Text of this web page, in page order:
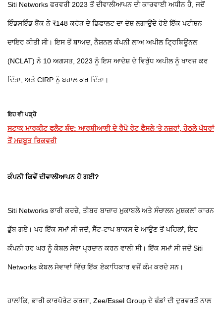
Siti Networks ਫਰਵਰੀ 2023 ਤੋਂ ਦੀਵਾਲੀਆਪਨ ਦੀ ਕਾਰਵਾਈ ਅਧੀਨ ਹੈ, ਜਦੋਂ
ਇੰਡਸਇੰਡ ਬੈਂਕ ਨੇ ₹148 ਕਰੋੜ ਦੇ ਡਿਫਾਲਟ ਦਾ ਦੋਸ਼ ਲਗਾਉਂਦੇ ਹੋਏ ਇੱਕ ਪਟੀਸ਼ਨ
ਦਾਇਰ ਕੀਤੀ ਸੀ। ਇਸ ਤੋਂ ਬਾਅਦ, ਨੈਸ਼ਨਲ ਕੰਪਨੀ ਲਾਅ ਅਪੀਲ ਟ੍ਰਿਬਿਊਨਲ
(NCLAT) ਨੇ 10 ਅਗਸਤ, 2023 ਨੂੰ ਇਸ ਆਦੇਸ਼ ਦੇ ਵਿਰੁੱਧ ਅਪੀਲ ਨੂੰ ਖਾਰਜ ਕਰ
ਦਿੱਤਾ, ਅਤੇ CIRP ਨੂੰ ਬਹਾਲ ਕਰ ਦਿੱਤਾ।
ਇਹ ਵੀ ਪੜ੍ਹੋ
ਸਟਾਕ ਮਾਰਕੀਟ ਫਲੈਟ ਬੰਦ: ਆਰਬੀਆਈ ਦੇ ਰੈਪੋ ਰੇਟ ਫੈਸਲੇ 'ਤੇ ਨਜ਼ਰਾਂ, ਹੇਠਲੇ ਪੱਧਰਾਂ
ਤੋਂ ਮਜ਼ਬੂਤ ​​ਰਿਕਵਰੀ
ਕੰਪਨੀ ਕਿਵੇਂ ਦੀਵਾਲੀਆਪਨ ਹੋ ਗਈ?
Siti Networks ਭਾਰੀ ਕਰਜ਼ੇ, ਤੀਬਰ ਬਾਜ਼ਾਰ ਮੁਕਾਬਲੇ ਅਤੇ ਸੰਚਾਲਨ ਮੁਸ਼ਕਲਾਂ ਕਾਰਨ
ਡੁੱਬ ਗਏ। ਪਰ ਇੱਕ ਸਮਾਂ ਸੀ ਜਦੋਂ, ਸੈੱਟ-ਟਾਪ ਬਾਕਸ ਦੇ ਆਉਣ ਤੋਂ ਪਹਿਲਾਂ, ਇਹ
ਕੰਪਨੀ ਹਰ ਘਰ ਨੂੰ ਕੇਬਲ ਸੇਵਾ ਪ੍ਰਦਾਨ ਕਰਨ ਵਾਲੀ ਸੀ। ਇੱਕ ਸਮਾਂ ਸੀ ਜਦੋਂ Siti
Networks ਕੇਬਲ ਸੇਵਾਵਾਂ ਵਿੱਚ ਇੱਕ ਏਕਾਧਿਕਾਰ ਵਜੋਂ ਕੰਮ ਕਰਦੇ ਸਨ।
ਹਾਲਾਂਕਿ, ਭਾਰੀ ਕਾਰਪੋਰੇਟ ਕਰਜ਼ਾ, Zee/Essel Group ਦੇ ਫੰਡਾਂ ਦੀ ਦੁਰਵਰਤੋਂ ਨਾਲ